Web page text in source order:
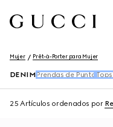
Mujer Prêt-à-Porter para Mujer
DENIM Prendas de Punto
25 Artículos ordenados por